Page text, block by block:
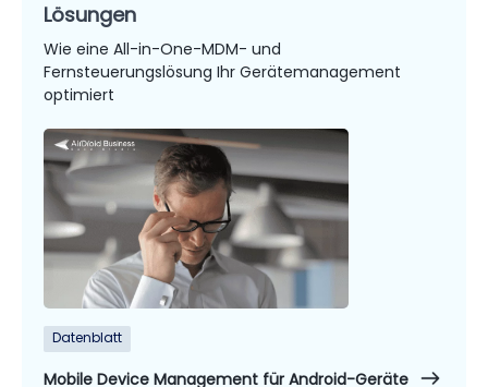
Lösungen
Wie eine All-in-One-MDM- und
Fernsteuerungslösung Ihr Gerätemanagement
optimiert
Datenblatt
Mobile Device Management für Android-Geräte